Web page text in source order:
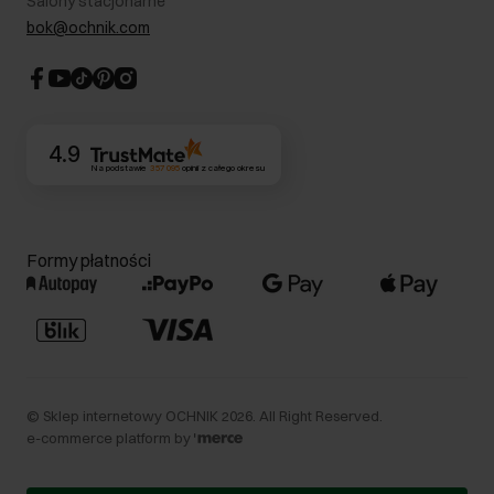
Blog
Dla akcjonariuszy
CSR
bok@ochnik.com
4.9
Na podstawie 357 095opinii z całego okresu
Formy płatności
© Sklep internetowy OCHNIK 2026 . All Right Reserved.
e-commerce platform by